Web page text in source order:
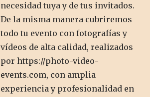
necesidad tuya y de tus invitados.
De la misma manera cubriremos
todo tu evento con fotografías y
vídeos de alta calidad, realizados
porhttps://photo-video-
events.com, con amplia
experiencia y profesionalidad en